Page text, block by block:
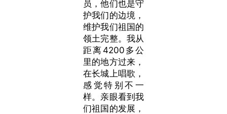
员，他们也是守
护我们的边境，
维护我们祖国的
领土完整。我从
距离4200多公
里的地方过来，
在长城上唱歌，
感觉特别不一
样。亲眼看到我
们祖国的发展，